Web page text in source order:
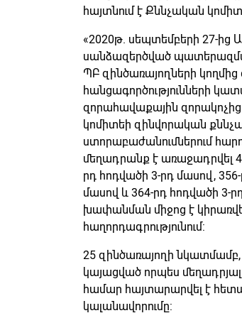
հայտնում է Քննչական
«2020թ. սեպտեմբերի 27-ից
սանձազերծված
ՊԲ զինծառայողների
հանցագործությունների
զորահավաքային զորակոչից
կոմիտեի զինվորական
ստորաբաժանումներում
մեղադրանք է առաջադրվել
րդ հոդվածի 3-րդ մասով,
մասով և 364-րդ հոդվածի 3-
խափանման միջոց է
հաղորդագրությունում:
25 զինծառայողի նկատմամբ,
կայացված որպես մեղադրյալ
համար հայտարարվել է
կալանավորումը: